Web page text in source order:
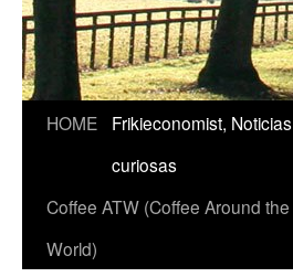
Saltar
contenido
HOME
Frikieconomist, Noticias
curiosas
Coffee ATW (Coffee Around the
World)